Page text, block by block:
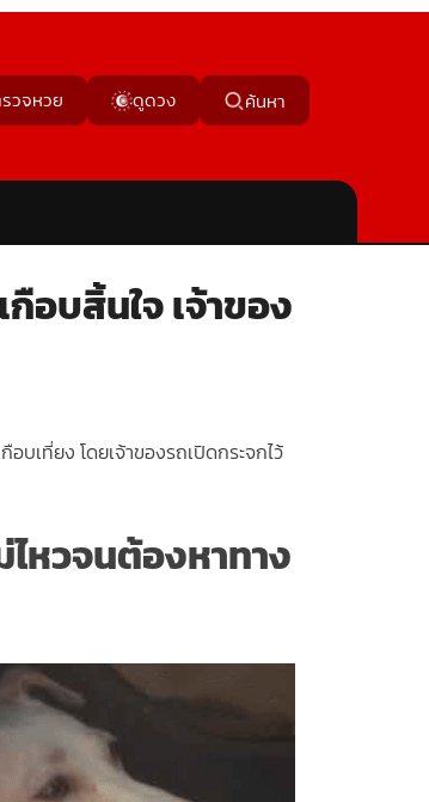
วจหวย ดูดวง ค้นหา
อบสิ้นใจ เจ้าของ
เที่ยง โดยเจ้าของรถเปิดกระจกไว้
หวจนต้องหาทาง